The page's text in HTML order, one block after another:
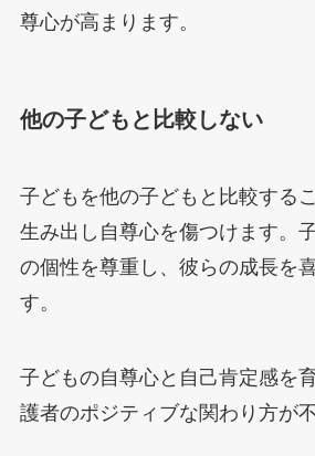
尊心が高まります。
他の子どもと比較しない
子どもを他の子どもと比較する
生み出し自尊心を傷つけます。
の個性を尊重し、彼らの成長を
す。
子どもの自尊心と自己肯定感を
護者のポジティブな関わり方が